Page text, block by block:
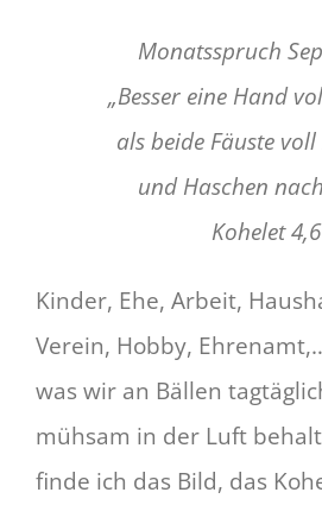
Monatsspruch
„Besser eine Hand
als beide Fäuste
und Haschen
Kohelet 4,6
Kinder, Ehe, Arbeit,
Verein, Hobby,
was wir an Bällen
mühsam in der Luft
finde ich das Bild, das